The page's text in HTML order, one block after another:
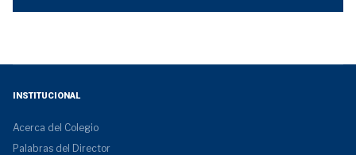
INSTITUCIONAL
Acerca del Colegio
Palabras del Director